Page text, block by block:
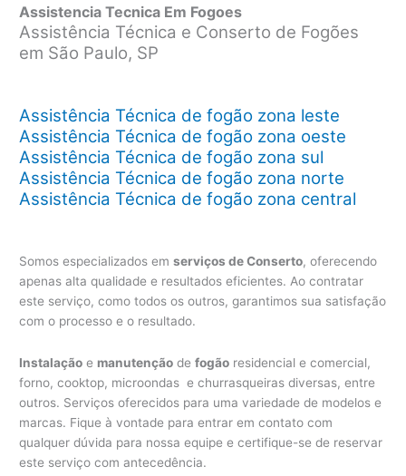
Assistencia Tecnica Em Fogoes
Assistência Técnica e Conserto de Fogões
em São Paulo, SP
Assistência Técnica de fogão zona leste
Assistência Técnica de fogão zona oeste
Assistência Técnica de fogão zona sul
Assistência Técnica de fogão zona norte
Assistência Técnica de fogão zona central
Somos especializados emserviços de Conserto, oferecendo
apenas alta qualidade e resultados eficientes. Ao contratar
este serviço, como todos os outros, garantimos sua satisfação
com o processo e o resultado.
Instalação e manutenção defogão residencial e comercial,
forno, cooktop, microondas e churrasqueiras diversas, entre
outros. Serviços oferecidos para uma variedade de modelos e
marcas. Fique à vontade para entrar em contato com
qualquer dúvida para nossa equipe e certifique-se de reservar
este serviço com antecedência.